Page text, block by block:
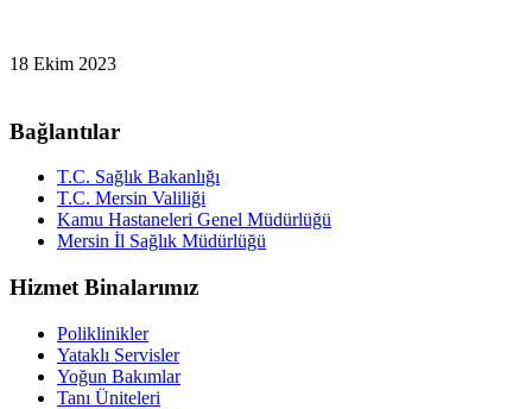
18 Ekim 2023
Bağlantılar
T.C. Sağlık Bakanlığı
T.C. Mersin Valiliği
Kamu Hastaneleri Genel Müdürlüğü
Mersin İl Sağlık Müdürlüğü
Hizmet Binalarımız
Poliklinikler
Yataklı Servisler
Yoğun Bakımlar
Tanı Üniteleri